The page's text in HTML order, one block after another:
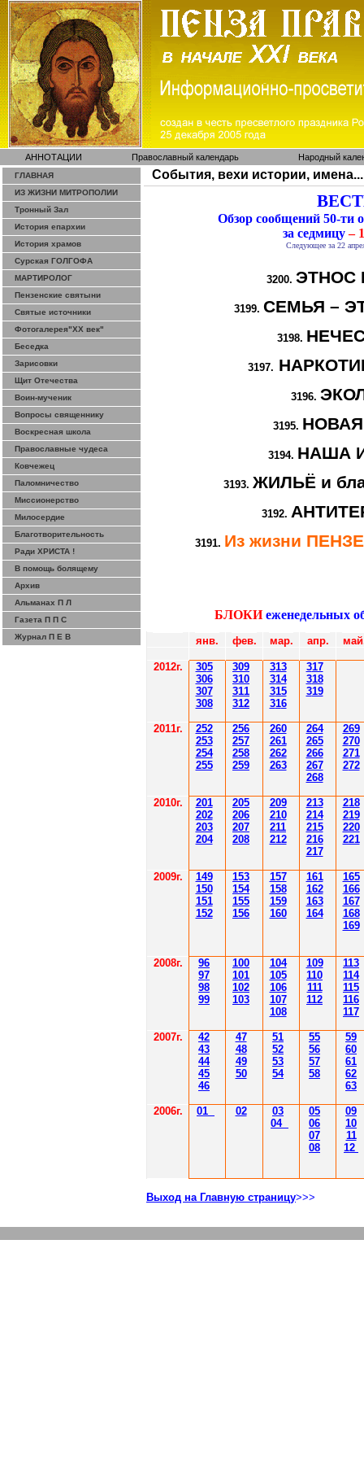
АННОТАЦИИ Православный календарь Народный
ГЛАВНАЯ
ИЗ ЖИЗНИ МИТРОПОЛИИ
Тронный Зал
История епархии
История храмов
Сурская ГОЛГОФА
МАРТИРОЛОГ
Пензенские святыни
Святые источники
Фотогалерея"ХХ век"
Беседка
Зарисовки
Щит Отечества
Воин-мученик
Вопросы священнику
Воскресная школа
Православные чудеса
Ковчежец
Паломничество
Миссионерство
Милосердие
Благотворительность
Ради ХРИСТА !
В помощь болящему
Архив
Альманах П Л
Газета П П С
Журнал П Е В
События, вехи истории, имена...
Обзор сообщений 50-
за седмицу–
Следующее за 22
3200. ЭТНОС
3199. СЕМЬЯ –
3198.
3197.
3196.
3195.
3194. НАША
3193. ЖИЛЬЁ и
3192.
3191. Из жизни
БЛОКИ еженедельных
янв. фев. мар. апр.
2012г. 305
306
307
308
309
310
311
312
313
314
315
316
317
318
319
2011г.
252
253
254
255
256
257
258
259
260
261
262
263
264
265
266
267
268
269
270
271
272
2010г.
201
202
203
204
205
206
207
208
209
210
211
212
213
214
215
216
217
218
219
220
221
2009г.
149
150
151
152
153
154
155
156
157
158
159
160
161
162
163
164
165
166
167
168
169
2008г.
96
97
98
99
100
101
102
103
104
105
106
107
108
109
110
111
112
113
114
115
116
117
2007г.
42
43
44
45
46
47
48
49
50
51
52
53
54
55
56
57
58
59
60
61
62
63
2006г. 01 02
03
04
05
06
07
08
09
10
11
12
Выход на Главную страницу>>>